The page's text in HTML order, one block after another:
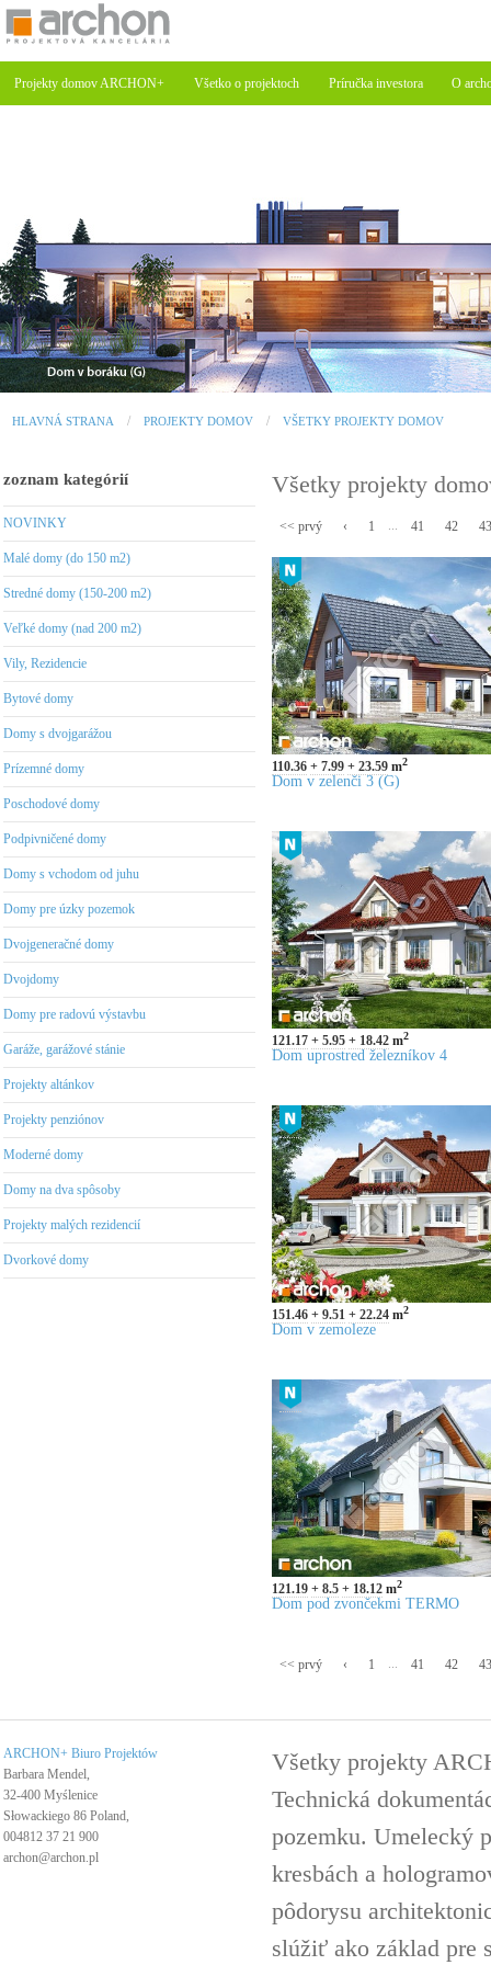
Projekty domov ARCHON+ Všetko o projektoch Príručka investora O
HLAVNÁ STRANA PROJEKTY DOMOV VŠETKY PROJEKTY DOMOV
zoznam kategórií
NOVINKY
Malé domy (do 150 m2)
Stredné domy (150-200 m2)
Veľké domy (nad 200 m2)
Vily, Rezidencie
Bytové domy
Domy s dvojgarážou
Prízemné domy
Poschodové domy
Podpivničené domy
Domy s vchodom od juhu
Domy pre úzky pozemok
Dvojgeneračné domy
Dvojdomy
Domy pre radovú výstavbu
Garáže, garážové stánie
Projekty altánkov
Projekty penziónov
Moderné domy
Domy na dva spôsoby
Projekty malých rezidencií
Dvorkové domy
Všetky projekty
<< prvý ‹ 1 ... 41 42 43
110.36 7.99 23.59m2
Dom v zelenči 3 (G)
121.17 5.95 18.42m2
Dom uprostred železníkov 4
151.46 9.51 22.24m2
Dom v zemoleze
121.19 8.5 18.12m2
Dom pod zvončekmi TERMO
<< prvý ‹ 1 ... 41 42 43
ARCHON+ Biuro Projektów
Barbara Mendel,
32-400 Myślenice
Słowackiego 86 Poland,
004812 37 21 900
archon@archon.pl
Všetky projekty
Technická
pozemku. Umelecký
kresbách a
pôdorysu
slúžiť ako základ pre